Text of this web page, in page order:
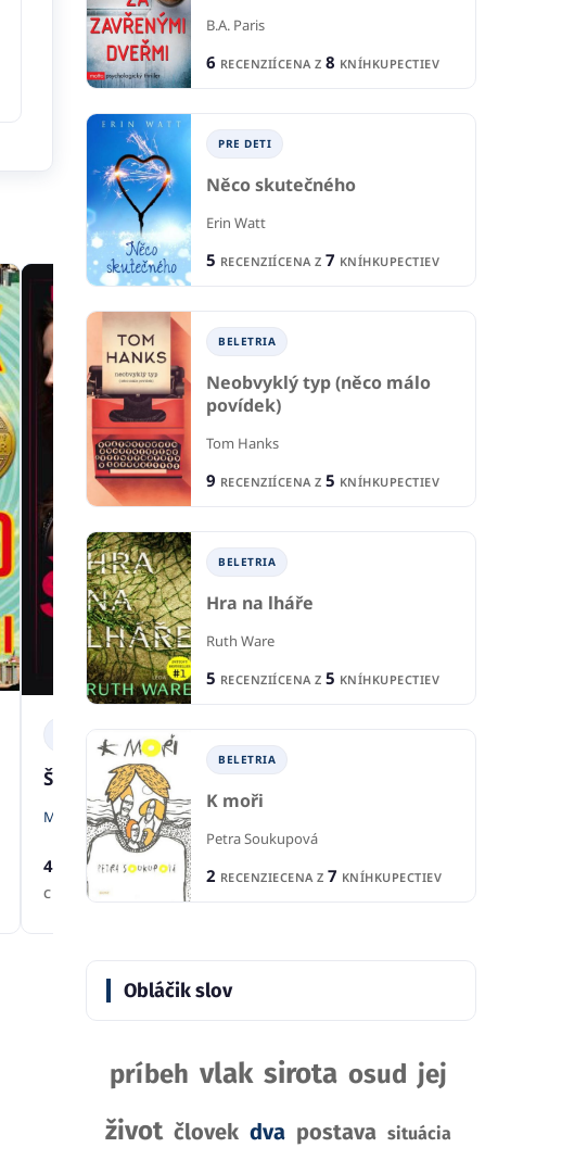
Šéfom môjmu šéfovi
Michaela Zamari
4 RECENZIE
CENA Z 1KNÍHKUPECTVA
RECENCIA
B.A. Paris
6 RECENZIÍCENA Z 8 KNÍHKUPECTIEV
PRE DETI
Něco skutečného
Erin Watt
5 RECENZIÍCENA Z 7 KNÍHKUPECTIEV
BELETRIA
Neobvyklý typ (něco málo
povídek)
Tom Hanks
9 RECENZIÍCENA Z 5 KNÍHKUPECTIEV
BELETRIA
Hra na lháře
Ruth Ware
5 RECENZIÍCENA Z 5 KNÍHKUPECTIEV
BELETRIA
K moři
Petra Soukupová
2 RECENZIECENA Z 7 KNÍHKUPECTIEV
Obláčik slov
príbeh vlak sirota osud jej
život človek dva postava situácia